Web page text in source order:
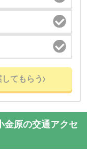
てもらう
金原の交通アクセ